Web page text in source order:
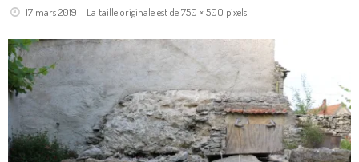
17 mars 2019 La taille originale est de750 × 500 pixels